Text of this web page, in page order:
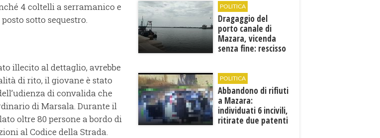
4 coltelli a serramanico e
sotto sequestro.
illecito al dettaglio, avrebbe
di rito, il giovane è stato
di convalida che
di Marsala. Durante il
oltre 80 persone a bordo di
al Codice della Strada.
POLITICA
Dragaggio del
porto canale di
Mazara, vicenda
senza fine: rescisso
POLITICA
Abbandono di rifiuti
a Mazara:
individuati 6 incivili,
ritirate due patenti